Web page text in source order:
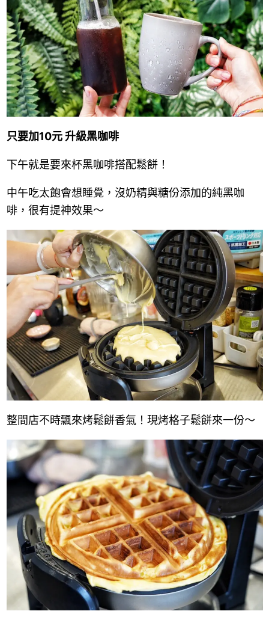
只要加10元 升級黑咖啡
下午就是要來杯黑咖啡搭配鬆餅！
中午吃太飽會想睡覺，沒奶精與糖份添加的純黑咖
啡，很有提神效果～
整間店不時飄來烤鬆餅香氣！現烤格子鬆餅來一份～